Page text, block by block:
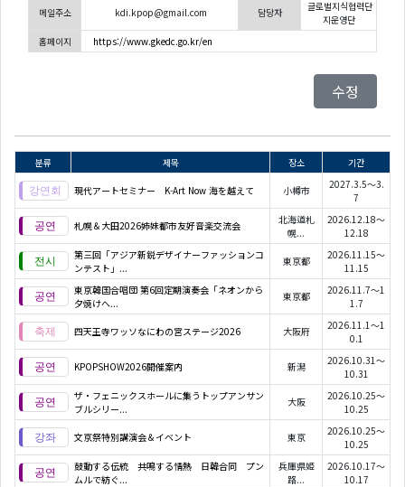
메일주소 kdi.kpop@gmail.com 담당자
글로벌지식협력단
지운영단
홈페이지
https://www.gkedc.go.kr/en
수정
분류 제목 장소 기간
現代アートセミナー K-Art Now 海を越えて 小樽市
2027.3.5～3.
7
札幌＆大田2026姉妹都市友好音楽交流会
北海道札
幌...
2026.12.18～
12.18
第三回「アジア新鋭デザイナーファッションコ
ンテスト」...
東京都
2026.11.15～
11.15
東京韓国合唱団 第6回定期演奏会「ネオンから
夕焼けへ...
東京都
2026.11.7～1
1.7
四天王寺ワッソなにわの宮ステージ2026 大阪府
2026.11.1～1
0.1
KPOPSHOW2026開催案内 新潟
2026.10.31～
10.31
ザ・フェニックスホールに集うトップアンサン
ブルシリー...
大阪
2026.10.25～
10.25
文京祭特別講演会＆イベント 東京
2026.10.25～
10.25
鼓動する伝統 共鳴する情熱 日韓合同 プン
ムルで紡ぐ...
兵庫県姫
路...
2026.10.17～
10.17